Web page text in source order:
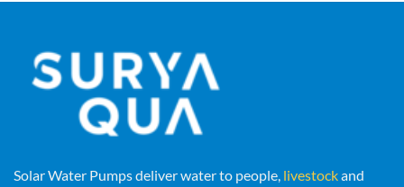
Solar Water Pumps deliver water to people, livestockand